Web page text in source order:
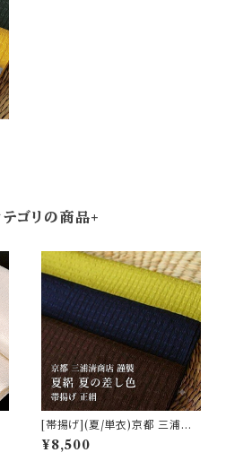
ゴリの商品+
[帯揚げ](夏/単衣)京都 三浦清
商店 謹製『夏の差し色』岩滝丹
後ちりめん(商品番号:7460)
¥8,500